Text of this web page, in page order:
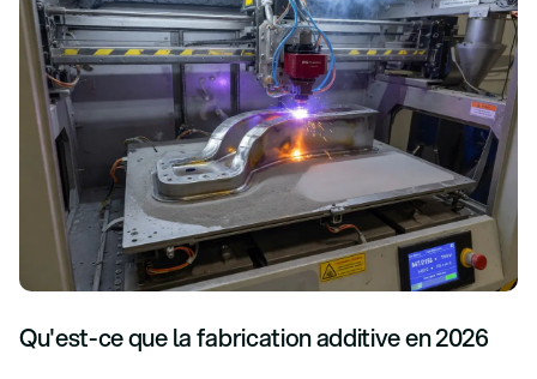
Qu'est-ce que la fabrication additive en 2026